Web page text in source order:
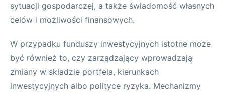
sytuacji gospodarczej, a także świadomość własnych
celów i możliwości finansowych.
W przypadku funduszy inwestycyjnych istotne może
być również to, czy zarządzający wprowadzają
zmiany w składzie portfela, kierunkach
inwestycyjnych albo polityce ryzyka. Mechanizmy